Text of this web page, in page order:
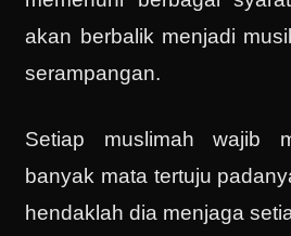
akan berbalik menjadi
serampangan.
Setiap muslimah wajib
banyak mata tertuju
hendaklah dia menjaga